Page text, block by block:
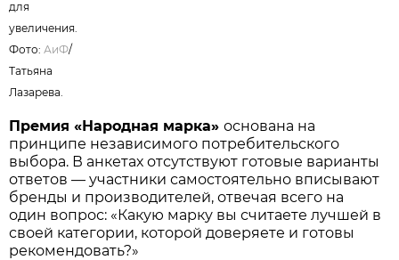
для
увеличения.
Фото: АиФ/
Татьяна
Лазарева.
Премия «Народная марка»основана на
принципе независимого потребительского
выбора. В анкетах отсутствуют готовые варианты
ответов — участники самостоятельно вписывают
бренды и производителей, отвечая всего на
один вопрос: «Какую марку вы считаете лучшей в
своей категории, которой доверяете и готовы
рекомендовать?»